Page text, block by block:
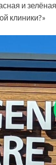
и
клиники?»